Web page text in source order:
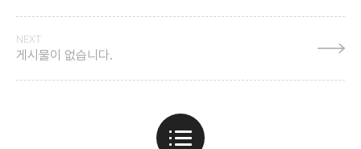
NEXT
게시물이 없습니다.